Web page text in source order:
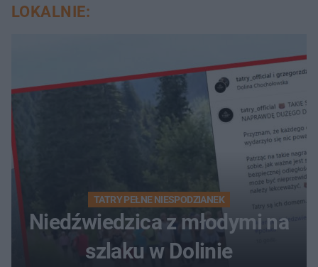
LOKALNIE:
TATRY PEŁNE NIESPODZIANEK
Niedźwiedzica z młodymi na
szlaku w Dolinie